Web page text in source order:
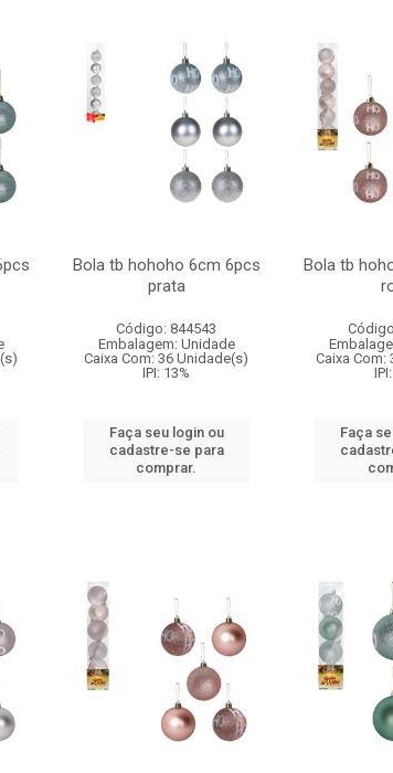
Bola tb hohoho 6cm 6pcs
prata
Código: 844543
Embalagem: Unidade
Caixa Com: 36 Unidade(s)
IPI: 13%
Faça seu login ou
cadastre-se para
comprar.
Bola tb
Caixa Com:
Faça